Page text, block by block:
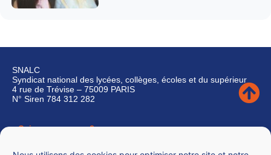
SNALC
Syndicat national des lycées, collèges, écoles et du supérieur
4 rue de Trévise – 75009 PARIS
N° Siren 784 312 282
Qui sommes-nous ?